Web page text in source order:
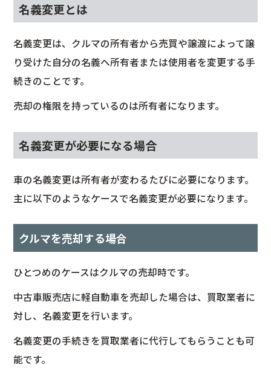
名義変更とは
名義変更は、クルマの所有者から売買や譲渡によって譲
り受けた自分の名義へ所有者または使用者を変更する手
続きのことです。
売却の権限を持っているのは所有者になります。
名義変更が必要になる場合
車の名義変更は所有者が変わるたびに必要になります。
主に以下のようなケースで名義変更が必要になります。
クルマを売却する場合
ひとつめのケースはクルマの売却時です。
中古車販売店に軽自動車を売却した場合は、買取業者に
対し、名義変更を行います。
名義変更の手続きを買取業者に代行してもらうことも可
能です。